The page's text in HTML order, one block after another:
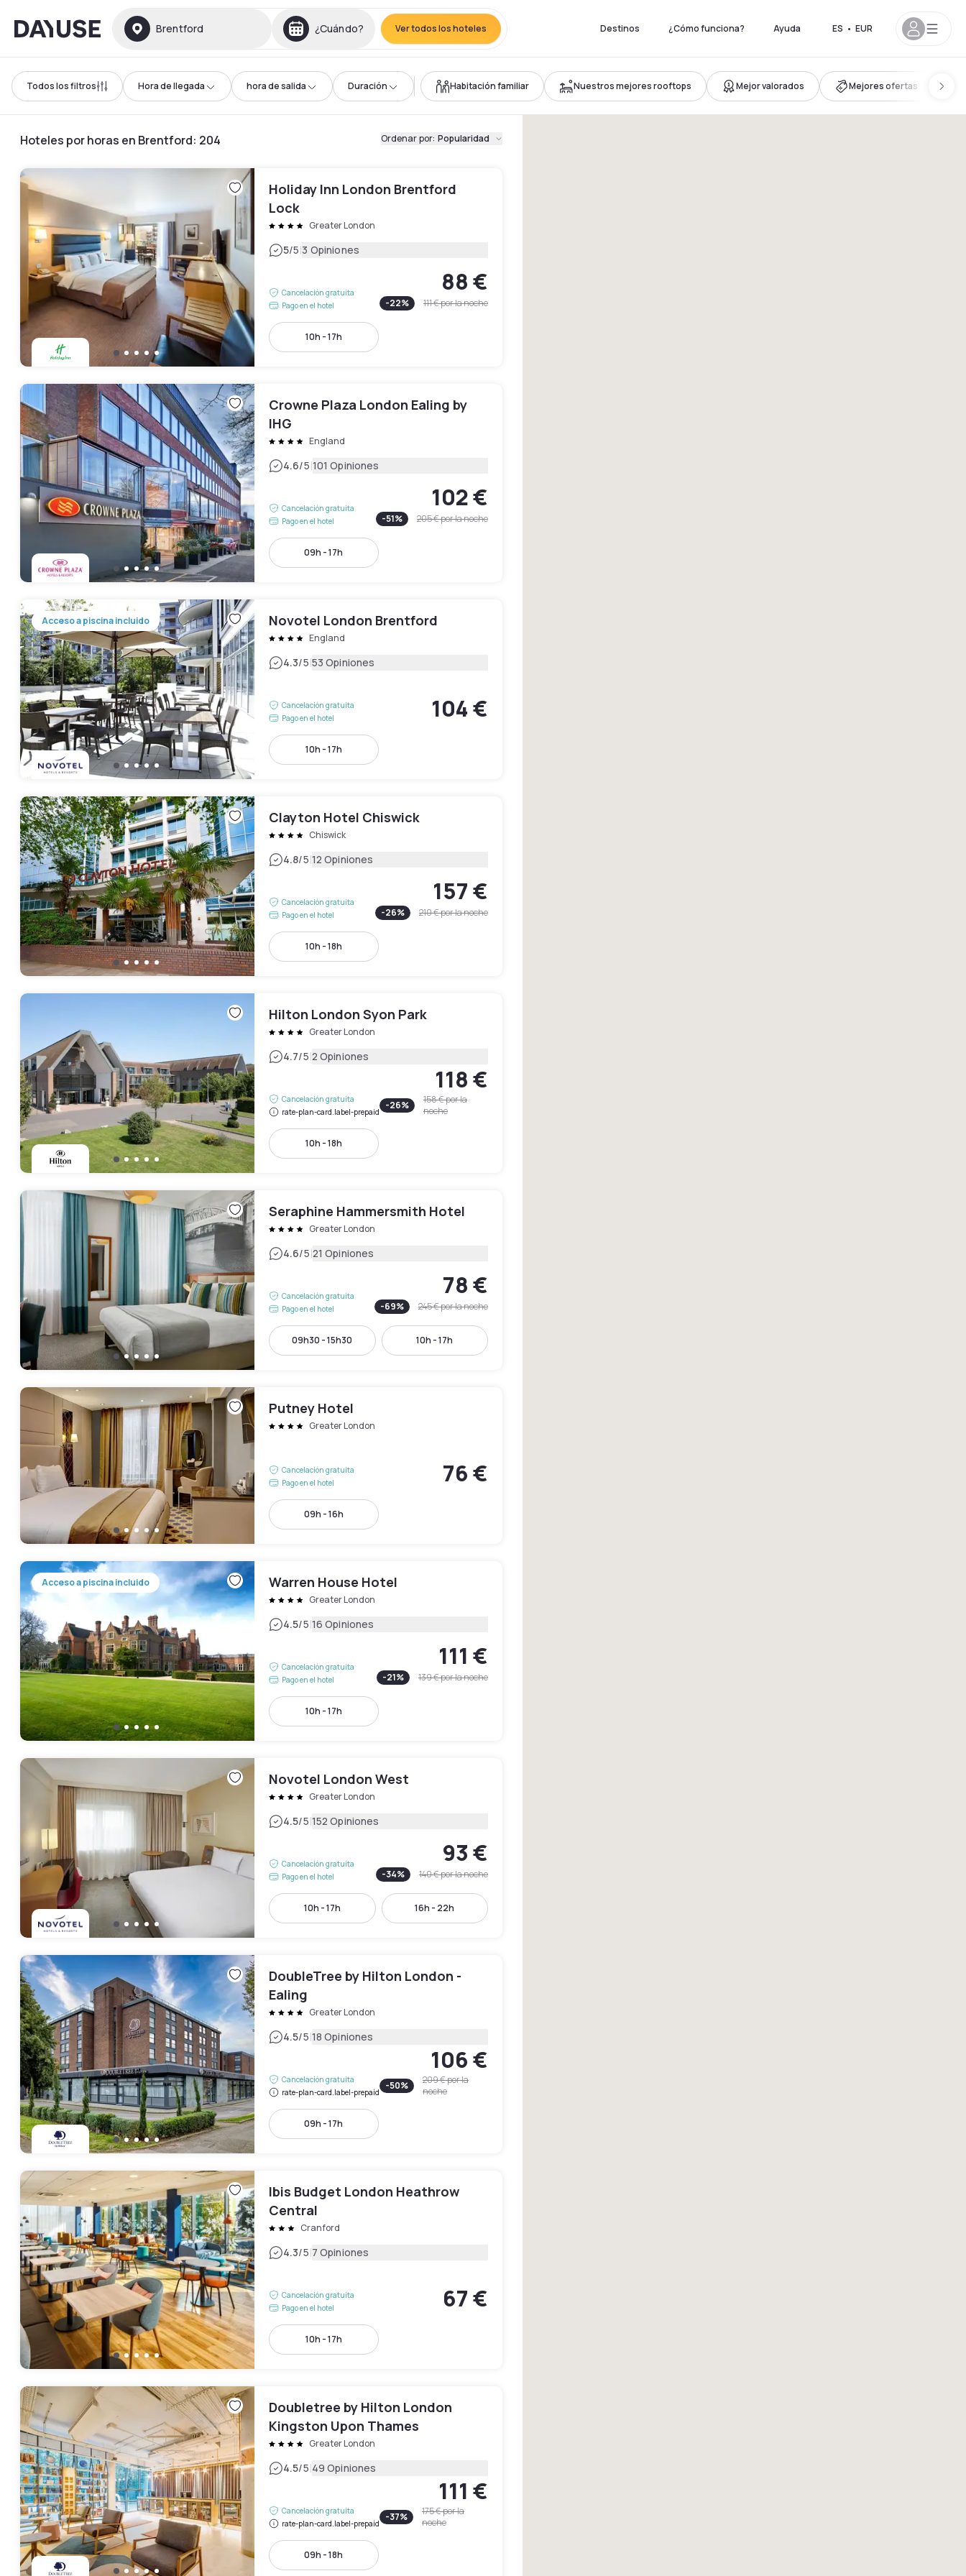
Dayuse Brentford ¿Cuándo? Ver todos los hoteles Destinos ¿Cómo funciona? Ayuda ES • EUR
Todos los filtros Hora de llegada hora de salida Duración Habitación familiar Nuestros mejores rooftops Mejor valorados Mejores ofertas
Hoteles por horas en Brentford: 204 Ordenar por: Popularidad
Holiday Inn London Brentford
Lock
Greater London
5/5|3 Opiniones
Cancelación gratuita
Pago en el hotel
88 €
-22% 111 €por la noche
10h - 17h
Crowne Plaza London Ealing by
IHG
England
4.6/5|101 Opiniones
Cancelación gratuita
Pago en el hotel
102 €
-51% 205 €por la noche
09h - 17h
Acceso a piscina incluido Novotel London Brentford
England
4.3/5|53 Opiniones
Cancelación gratuita
Pago en el hotel
104 €
10h - 17h
Clayton Hotel Chiswick
Chiswick
4.8/5|12 Opiniones
Cancelación gratuita
Pago en el hotel
157 €
-26% 210 €por la noche
10h - 18h
Hilton London Syon Park
Greater London
4.7/5|2 Opiniones
Cancelación gratuita
rate-plan-card.label-prepaid
118 €
-26% 158 €por la
noche
10h - 18h
Seraphine Hammersmith Hotel
Greater London
4.6/5|21 Opiniones
Cancelación gratuita
Pago en el hotel
78 €
-69% 245 €por la noche
09h30 - 15h30 10h - 17h
Putney Hotel
Greater London
Cancelación gratuita
Pago en el hotel
76 €
09h - 16h
Acceso a piscina incluido Warren House Hotel
Greater London
4.5/5|16 Opiniones
Cancelación gratuita
Pago en el hotel
111 €
-21% 139 €por la noche
10h - 17h
Novotel London West
Greater London
4.5/5|152 Opiniones
Cancelación gratuita
Pago en el hotel
93 €
-34% 140 €por la noche
10h - 17h 16h - 22h
DoubleTree by Hilton London -
Ealing
Greater London
4.5/5|18 Opiniones
Cancelación gratuita
rate-plan-card.label-prepaid
106 €
-50% 209 €por la
noche
09h - 17h
Ibis Budget London Heathrow
Central
Cranford
4.3/5|7 Opiniones
Cancelación gratuita
Pago en el hotel
67 €
10h - 17h
Doubletree by Hilton London
Kingston Upon Thames
Greater London
4.5/5|49 Opiniones
Cancelación gratuita
rate-plan-card.label-prepaid
111 €
-37% 175 €por la
noche
09h - 18h